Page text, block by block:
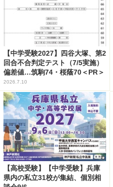
【中学受験2027】四谷大塚、第2
回合不合判定テスト（7/5実施）
偏差値…筑駒74・桜蔭70＜PR＞
2026.7.10
【高校受験】【中学受験】兵庫
県内の私立31校が集結、個別相